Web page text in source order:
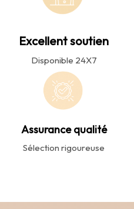
Excellent soutien
Disponible 24X7
Assurance qualité
Sélection rigoureuse